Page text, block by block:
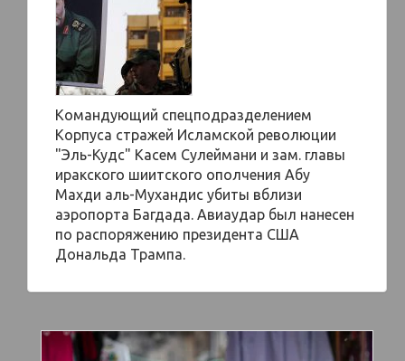
Командующий спецподразделением
Корпуса стражей Исламской революции
"Эль-Кудс" Касем Сулеймани и зам. главы
иракского шиитского ополчения Абу
Махди аль-Мухандис убиты вблизи
аэропорта Багдада. Авиаудар был нанесен
по распоряжению президента США
Дональда Трампа.